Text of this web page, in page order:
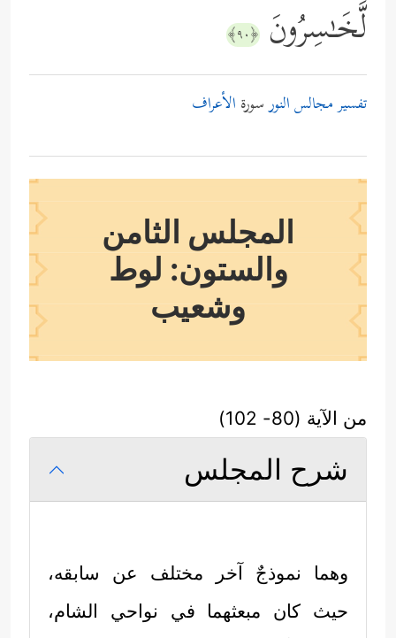
لَّخَـٰسِرُونَ ﴿٩٠﴾
تفسير مجالس النورسورة الأعراف
المجلس الثامن
والستون: لوط
وشعيب
من الآية (80- 102)
شرح المجلس
وهما نموذجٌ آخر مختلف عن سابقه،
حيث كان مبعثهما في نواحي الشام،